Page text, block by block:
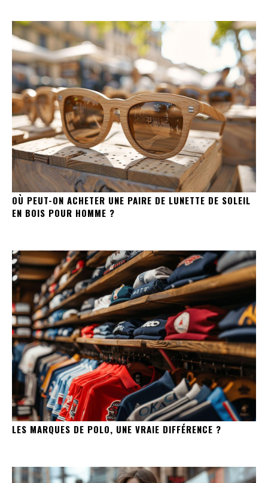
OÙ PEUT-ON ACHETER UNE PAIRE DE LUNETTE DE SOLEIL
EN BOIS POUR HOMME ?
LES MARQUES DE POLO, UNE VRAIE DIFFÉRENCE ?